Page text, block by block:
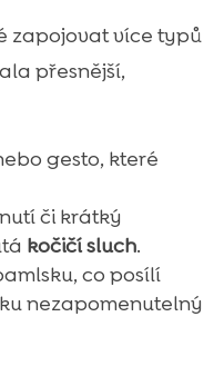
zapojovat více typů
přesnější,
gesto, které
či krátký
kočičí sluch.
co posílí
nezapomenutelný